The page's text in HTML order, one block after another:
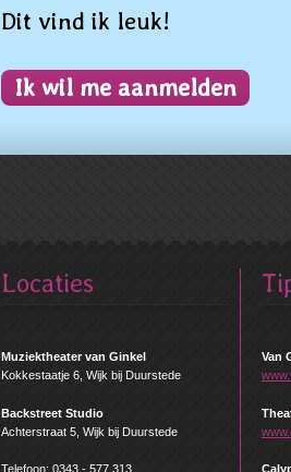
Dit vind ik leuk!
Ik wil me aanmelden
Locaties
Muziektheater van Ginkel
Kokkestaatje 6, Wijk bij Duurstede
Backstreet Studio
Achterstraat 5, Wijk bij Duurstede
Telefoon: 0343 - 577 313
Van